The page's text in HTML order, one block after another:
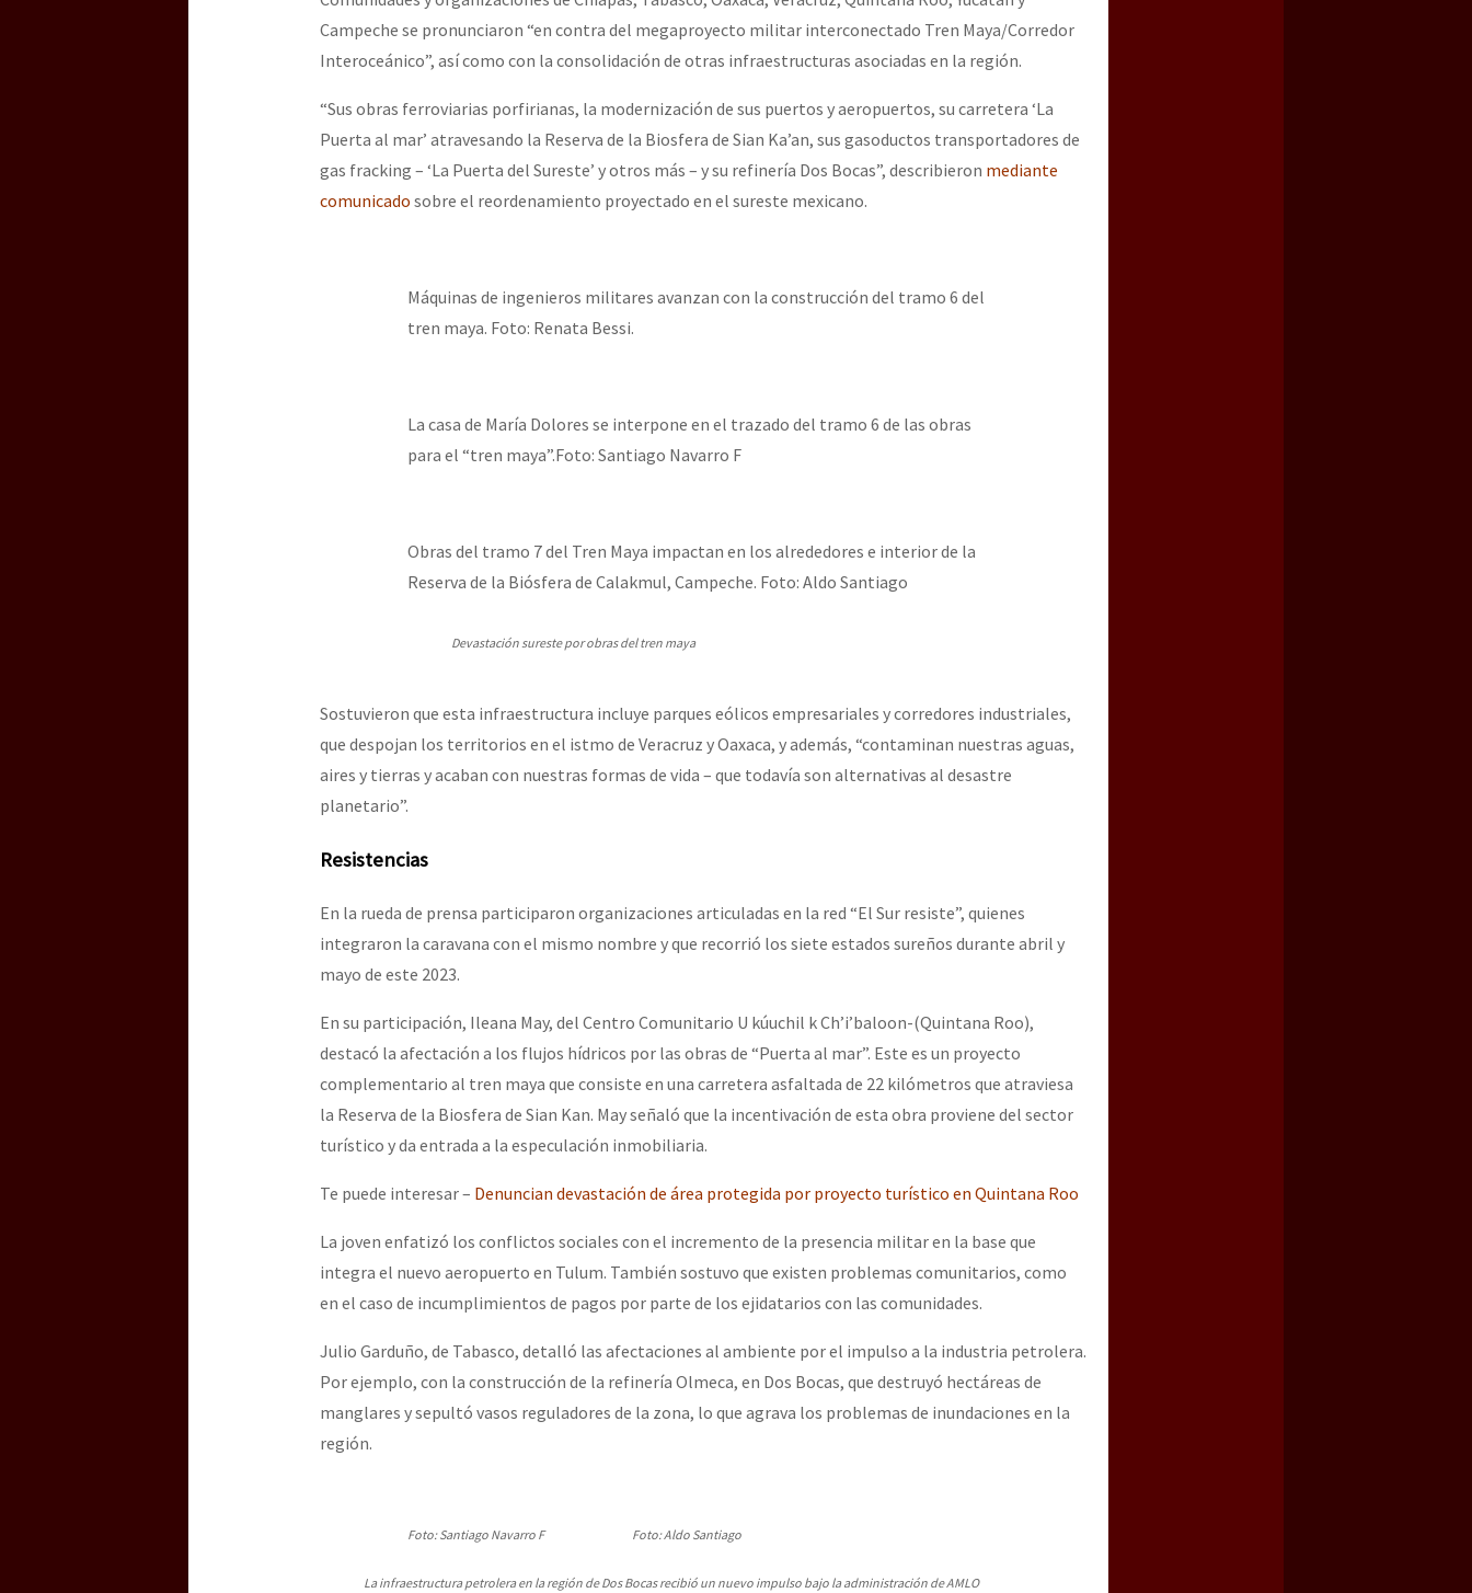
[25 abr – CDMX] Tokín por el CNI: 30 años de Resistencia y Rebeldía
Campeche se pronunciaron “en contra del megaproyecto militar interconectado Tren Maya/Corredor
Interoceánico”, así como con la consolidación de otras infraestructuras asociadas en la región.
“Sus obras ferroviarias porfirianas, la modernización de sus puertos y aeropuertos, su carretera ‘La
Puerta al mar’ atravesando la Reserva de la Biosfera de Sian Ka’an, sus gasoductos transportadores de
gas fracking – ‘La Puerta del Sureste’ y otros más – y su refinería Dos Bocas”, describieron mediante
comunicado sobre el reordenamiento proyectado en el sureste mexicano.
Máquinas de ingenieros militares avanzan con la construcción del tramo 6 del
tren maya. Foto: Renata Bessi.
La casa de María Dolores se interpone en el trazado del tramo 6 de las obras
para el “tren maya”.Foto: Santiago Navarro F
Obras del tramo 7 del Tren Maya impactan en los alrededores e interior de la
Reserva de la Biósfera de Calakmul, Campeche. Foto: Aldo Santiago
Devastación sureste por obras del tren maya
Sostuvieron que esta infraestructura incluye parques eólicos empresariales y corredores industriales,
que despojan los territorios en el istmo de Veracruz y Oaxaca, y además, “contaminan nuestras aguas,
aires y tierras y acaban con nuestras formas de vida – que todavía son alternativas al desastre
planetario”.
Resistencias
En la rueda de prensa participaron organizaciones articuladas en la red “El Sur resiste”, quienes
integraron la caravana con el mismo nombre y que recorrió los siete estados sureños durante abril y
mayo de este 2023.
En su participación, Ileana May, del Centro Comunitario U kúuchil k Ch’i’baloon-(Quintana Roo),
destacó la afectación a los flujos hídricos por las obras de “Puerta al mar”. Este es un proyecto
complementario al tren maya que consiste en una carretera asfaltada de 22 kilómetros que atraviesa
la Reserva de la Biosfera de Sian Kan. May señaló que la incentivación de esta obra proviene del sector
turístico y da entrada a la especulación inmobiliaria.
Te puede interesar – Denuncian devastación de área protegida por proyecto turístico en Quintana Roo
La joven enfatizó los conflictos sociales con el incremento de la presencia militar en la base que
integra el nuevo aeropuerto en Tulum. También sostuvo que existen problemas comunitarios, como
en el caso de incumplimientos de pagos por parte de los ejidatarios con las comunidades.
Julio Garduño, de Tabasco, detalló las afectaciones al ambiente por el impulso a la industria petrolera.
Por ejemplo, con la construcción de la refinería Olmeca, en Dos Bocas, que destruyó hectáreas de
manglares y sepultó vasos reguladores de la zona, lo que agrava los problemas de inundaciones en la
región.
Foto: Santiago Navarro F Foto: Aldo Santiago
La infraestructura petrolera en la región de Dos Bocas recibió un nuevo impulso bajo la administración de AMLO